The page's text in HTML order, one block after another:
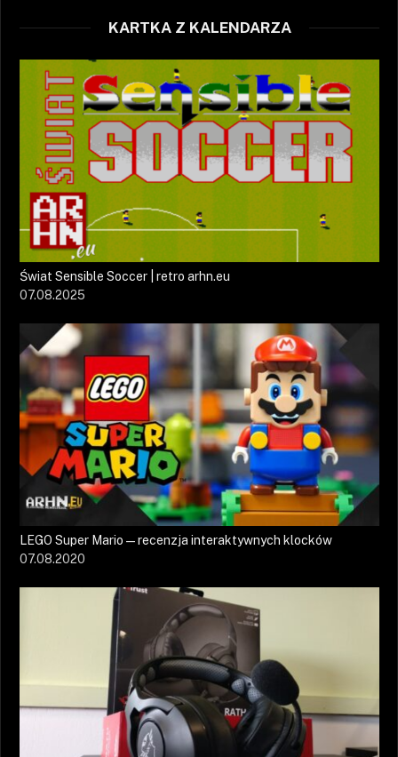
KARTKA Z KALENDARZA
Świat Sensible Soccer | retro arhn.eu
07.08.2025
LEGO Super Mario — recenzja interaktywnych klocków
07.08.2020